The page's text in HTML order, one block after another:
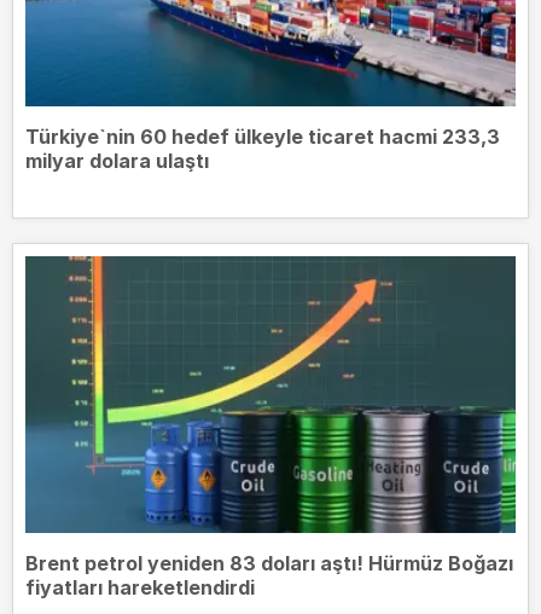
Türkiye`nin 60 hedef ülkeyle ticaret hacmi 233,3
milyar dolara ulaştı
Brent petrol yeniden 83 doları aştı! Hürmüz Boğazı
fiyatları hareketlendirdi